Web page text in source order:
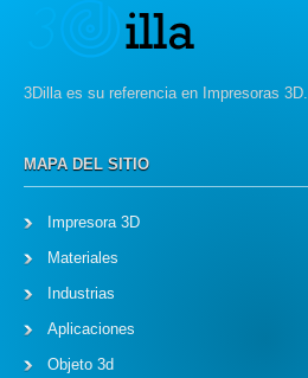
3Dilla es su referencia en Impresoras 3D.
MAPA DEL SITIO
Impresora 3D
Materiales
Industrias
Aplicaciones
Objeto 3d